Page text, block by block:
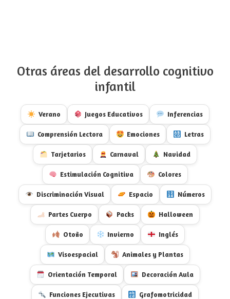
Otras áreas del desarrollo cognitivo
infantil
Verano Juegos Educativos Inferencias
Comprensión Lectora Emociones Letras
Tarjetarios Carnaval Navidad
Estimulación Cognitiva Colores
Discriminación Visual Espacio Números
Partes Cuerpo Packs Halloween
Otoño Invierno Inglés
Visoespacial Animales y Plantas
Orientación Temporal Decoración Aula
Funciones Ejecutivas Grafomotricidad